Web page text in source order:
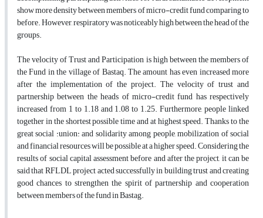
show more density between members of micro-credit fund comparing to
before. However, respiratory was noticeably high between the head of the
groups.
The velocity of Trust and Participation is high between the members of
the Fund in the village of Bastaq. The amount has even increased more
after the implementation of the project. The velocity of trust and
partnership between the heads of micro-credit fund has respectively
increased from 1 to 1.18 and 1.08 to 1.25. Furthermore, people linked
together in the shortest possible time and at highest speed. Thanks to the
great social :union: and solidarity among people, mobilization of social
and financial resources will be possible at a higher speed. Considering the
results of social capital assessment before and after the project, it can be
said that RFLDL project acted successfully in building trust and creating
good chances to strengthen the spirit of partnership and cooperation
between members of the fund in Bastag.